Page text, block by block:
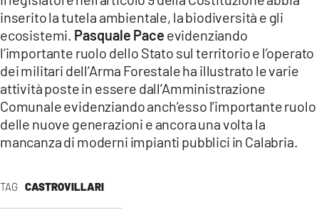
TAG CASTROVILLARI
inserito la tutela ambientale, la biodiversità e gli
ecosistemi. Pasquale Pace evidenziando
l’importante ruolo dello Stato sul territorio e l’operato
dei militari dell’Arma Forestale ha illustrato le varie
attività poste in essere dall’Amministrazione
Comunale evidenziando anch’esso l’importante ruolo
delle nuove generazioni e ancora una volta la
mancanza di moderni impianti pubblici in Calabria.